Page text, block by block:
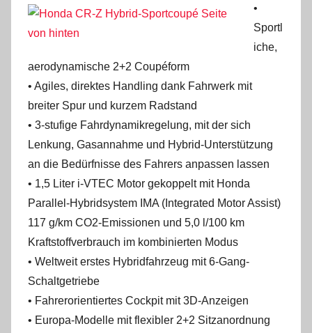
•
Sportl
iche,
aerodynamische 2+2 Coupéform
• Agiles, direktes Handling dank Fahrwerk mit
breiter Spur und kurzem Radstand
• 3-stufige Fahrdynamikregelung, mit der sich
Lenkung, Gasannahme und Hybrid-Unterstützung
an die Bedürfnisse des Fahrers anpassen lassen
• 1,5 Liter i-VTEC Motor gekoppelt mit Honda
Parallel-Hybridsystem IMA (Integrated Motor Assist)
117 g/km CO2-Emissionen und 5,0 l/100 km
Kraftstoffverbrauch im kombinierten Modus
• Weltweit erstes Hybridfahrzeug mit 6-Gang-
Schaltgetriebe
• Fahrerorientiertes Cockpit mit 3D-Anzeigen
• Europa-Modelle mit flexibler 2+2 Sitzanordnung